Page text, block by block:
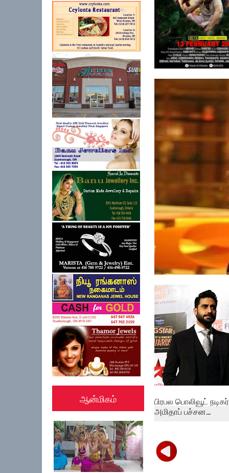
ஆன்மிகம்
மட்டக்களப்பில் புதிய
பயணி...
புற்றுநோயால்
பாதிக்கப்பட்டிருந்த ப...
பிரபல பொலிவூட் நடிகர்
அமிதாப் பச்சன...